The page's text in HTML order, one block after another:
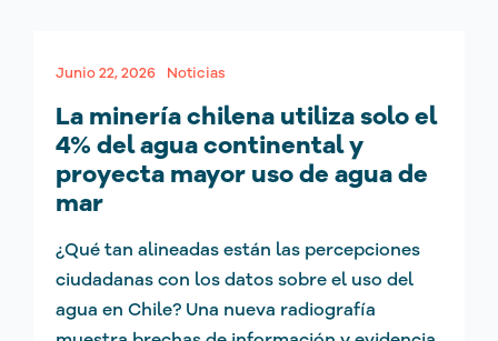
Junio 22, 2026 Noticias
La minería chilena utiliza solo el
4% del agua continental y
proyecta mayor uso de agua de
mar
¿Qué tan alineadas están las percepciones
ciudadanas con los datos sobre el uso del
agua en Chile? Una nueva radiografía